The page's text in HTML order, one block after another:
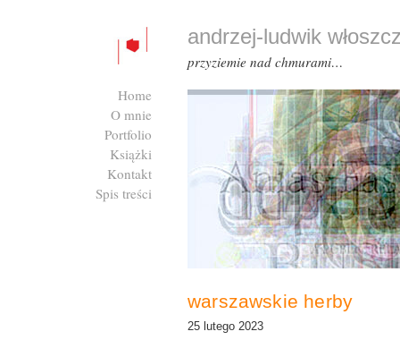
warszawskie herby
25 lutego 2023
andrzej-ludwik
przyziemie nad chmurami…
Home
O mnie
Portfolio
Książki
Kontakt
Spis treści